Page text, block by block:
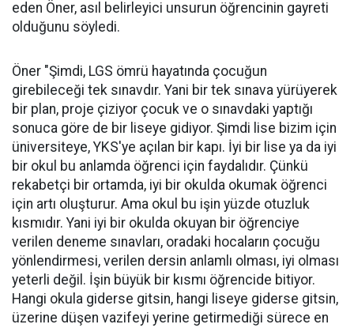
eden Öner, asıl belirleyici unsurun öğrencinin gayreti
olduğunu söyledi.
Öner "Şimdi, LGS ömrü hayatında çocuğun
girebileceği tek sınavdır. Yani bir tek sınava yürüyerek
bir plan, proje çiziyor çocuk ve o sınavdaki yaptığı
sonuca göre de bir liseye gidiyor. Şimdi lise bizim için
üniversiteye, YKS'ye açılan bir kapı. İyi bir lise ya da iyi
bir okul bu anlamda öğrenci için faydalıdır. Çünkü
rekabetçi bir ortamda, iyi bir okulda okumak öğrenci
için artı oluşturur. Ama okul bu işin yüzde otuzluk
kısmıdır. Yani iyi bir okulda okuyan bir öğrenciye
verilen deneme sınavları, oradaki hocaların çocuğu
yönlendirmesi, verilen dersin anlamlı olması, iyi olması
yeterli değil. İşin büyük bir kısmı öğrencide bitiyor.
Hangi okula giderse gitsin, hangi liseye giderse gitsin,
üzerine düşen vazifeyi yerine getirmediği sürece en